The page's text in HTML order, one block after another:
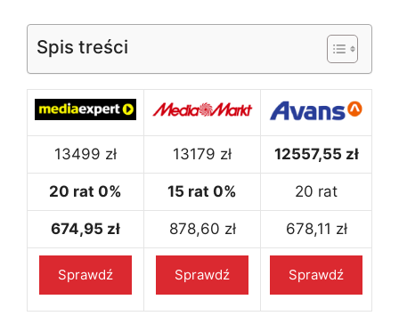
Spis treści
13499 zł 13179 zł 12557,55 zł
20 rat 0% 15 rat 0% 20 rat
674,95 zł 878,60 zł 678,11 zł
Sprawdź Sprawdź Sprawdź